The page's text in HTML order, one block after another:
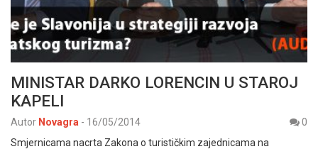
MINISTAR DARKO LORENCIN U STAROJ
KAPELI
Autor Novagra - 16/05/2014
0
Smjernicama nacrta Zakona o turističkim zajednicama na